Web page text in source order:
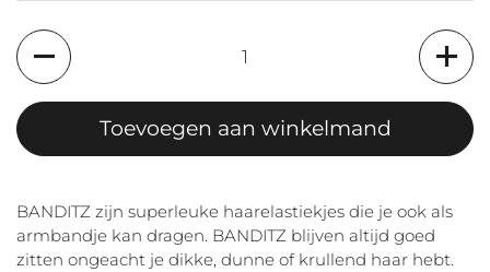
Aantal
Toevoegen aan winkelmand
BANDITZ zijn superleuke haarelastiekjes die je ook als
armbandje kan dragen. BANDITZ blijven altijd goed
zitten ongeacht je dikke, dunne of krullend haar hebt.